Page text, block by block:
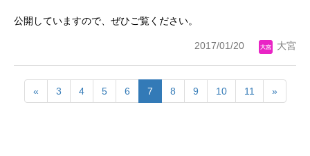
公開していますので、ぜひご覧ください。
2017/01/20 大宮
« 3 4 5 6 7 8 9 10 11 »